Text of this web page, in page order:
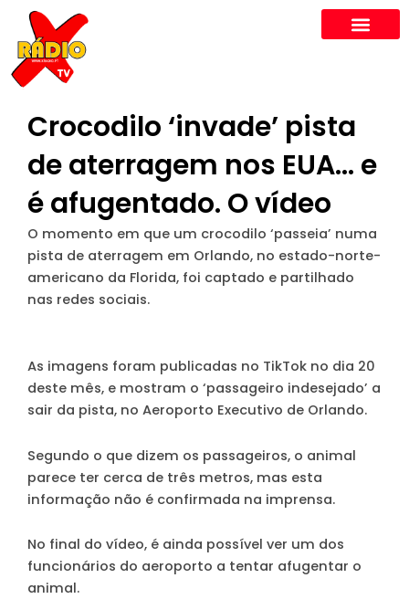
content
Crocodilo ‘invade’ pista
de aterragem nos EUA… e
é afugentado. O vídeo
O momento em que um crocodilo ‘passeia’ numa
pista de aterragem em Orlando, no estado-norte-
americano da Florida, foi captado e partilhado
nas redes sociais.
As imagens foram publicadas no TikTok no dia 20
deste mês, e mostram o ‘passageiro indesejado’ a
sair da pista, no Aeroporto Executivo de Orlando.
Segundo o que dizem os passageiros, o animal
parece ter cerca de três metros, mas esta
informação não é confirmada na imprensa.
No final do vídeo, é ainda possível ver um dos
funcionários do aeroporto a tentar afugentar o
animal.